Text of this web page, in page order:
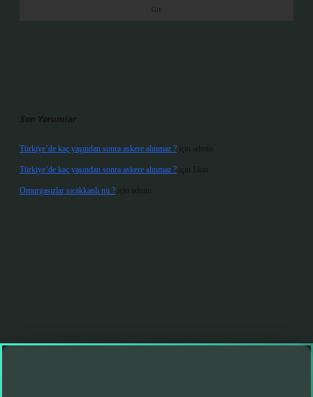
Son Yorumlar
Türkiye’de kaç yaşından sonra askere alınmaz ? için admin
Türkiye’de kaç yaşından sonra askere alınmaz ? için Ekin
Omurgasızlar sıcakkanlı mı ? için admin
giriş